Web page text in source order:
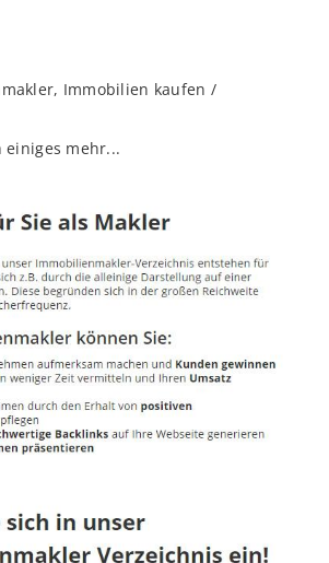
Immobilien kaufen /
einiges mehr...